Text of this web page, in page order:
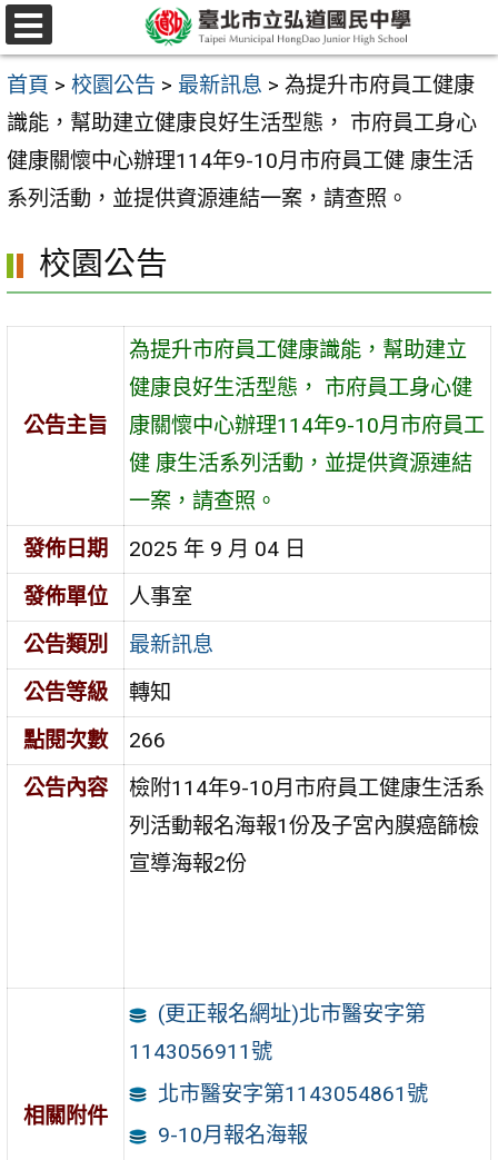
跳
至
主
要
內
容
選
單
首頁 > 校園公告 > 最新訊息 > 為提升市府員工健康
識能，幫助建立健康良好生活型態， 市府員工身心
健康關懷中心辦理114年9-10月市府員工健 康生活
系列活動，並提供資源連結一案，請查照。
校園公告
公告主旨
為提升市府員工健康識能，幫助建立
健康良好生活型態， 市府員工身心健
康關懷中心辦理114年9-10月市府員工
健 康生活系列活動，並提供資源連結
一案，請查照。
發佈日期
2025 年 9 月 04 日
發佈單位
人事室
公告類別
最新訊息
公告等級
轉知
點閱次數
266
公告內容
檢附114年9-10月市府員工健康生活系
列活動報名海報1份及子宮內膜癌篩檢
宣導海報2份
相關附件
(更正報名網址)北市醫安字第
1143056911號
北市醫安字第1143054861號
9-10月報名海報